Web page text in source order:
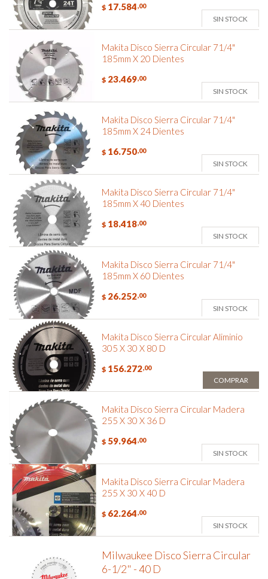
$ 17.584,00
SIN STOCK
Makita Disco Sierra Circular 71/4"
185mm X 20 Dientes
$ 23.469,00
SIN STOCK
Makita Disco Sierra Circular 71/4"
185mm X 24 Dientes
$ 16.750,00
SIN STOCK
Makita Disco Sierra Circular 71/4"
185mm X 40 Dientes
$ 18.418,00
SIN STOCK
Makita Disco Sierra Circular 71/4"
185mm X 60 Dientes
$ 26.252,00
SIN STOCK
Makita Disco Sierra Circular Aliminio
305 X 30 X 80 D
$ 156.272,00
COMPRAR
Makita Disco Sierra Circular Madera
255 X 30 X 36 D
$ 59.964,00
SIN STOCK
Makita Disco Sierra Circular Madera
255 X 30 X 40 D
$ 62.264,00
SIN STOCK
Milwaukee Disco Sierra Circular
6-1/2" - 40 D